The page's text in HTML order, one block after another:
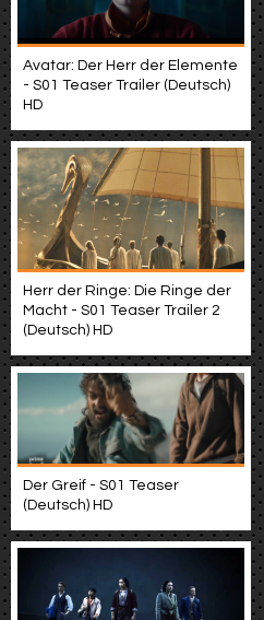
Avatar: Der Herr der Elemente
- S01 Teaser Trailer (Deutsch)
HD
Herr der Ringe: Die Ringe der
Macht - S01 Teaser Trailer 2
(Deutsch) HD
Der Greif - S01 Teaser
(Deutsch) HD